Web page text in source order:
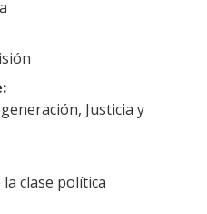
Justicia y
clase política